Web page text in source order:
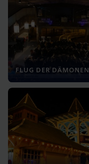
FLUG DER DÄMONEN